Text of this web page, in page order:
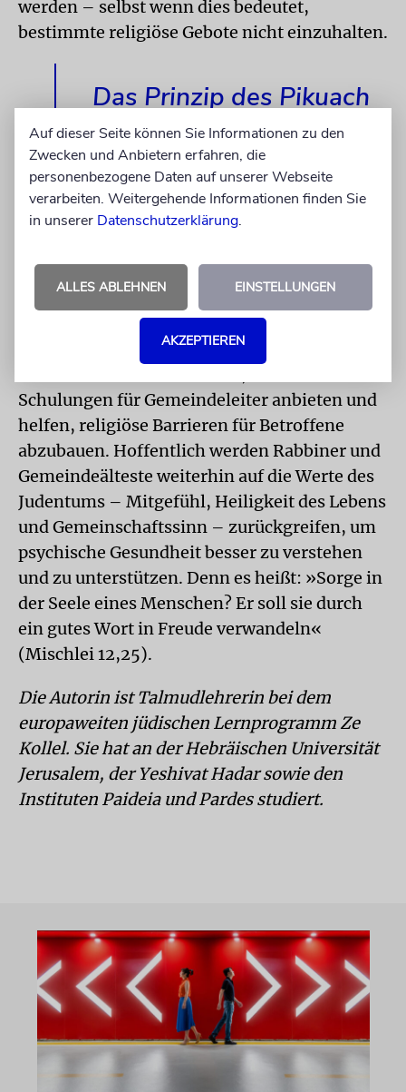
werden – selbst wenn dies bedeutet,
bestimmte religiöse Gebote nicht einzuhalten.
Das Prinzip des Pikuach
Nefesch erstreckt sich
auch auf die psychische
Gesundheit.
Psychische Gesundheit ist für jüdische
Rechtsgelehrte noch ein relativ neues Feld.
Doch Organisationen wie Maaglei Nefesch
Schulungen für Gemeindeleiter anbieten und
helfen, religiöse Barrieren für Betroffene
abzubauen. Hoffentlich werden Rabbiner und
Gemeindeälteste weiterhin auf die Werte des
Judentums – Mitgefühl, Heiligkeit des Lebens
und Gemeinschaftssinn – zurückgreifen, um
psychische Gesundheit besser zu verstehen
und zu unterstützen. Denn es heißt: »Sorge in
der Seele eines Menschen? Er soll sie durch
ein gutes Wort in Freude verwandeln«
(Mischlei 12,25).
Die Autorin ist Talmudlehrerin bei dem
europaweiten jüdischen Lernprogramm Ze
Kollel. Sie hat an der Hebräischen Universität
Jerusalem, der Yeshivat Hadar sowie den
Instituten Paideia und Pardes studiert.
Auf dieser Seite können Sie Informationen zu den
Zwecken und Anbietern erfahren, die
personenbezogene Daten auf unserer Webseite
verarbeiten. Weitergehende Informationen finden Sie
in unserer Datenschutzerklärung.
ALLES ABLEHNEN EINSTELLUNGEN
AKZEPTIEREN